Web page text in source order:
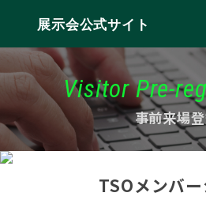
展示会公式サイト
Visitor Pre-
事前来場
TSOメンバ